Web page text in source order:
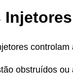
obstruídos